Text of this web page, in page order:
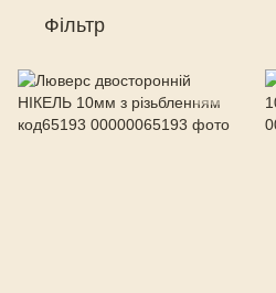
Фільтр